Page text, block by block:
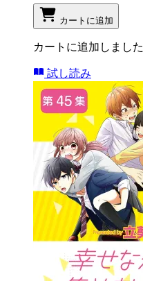
カートに追加
カートに追加しました
試し読み